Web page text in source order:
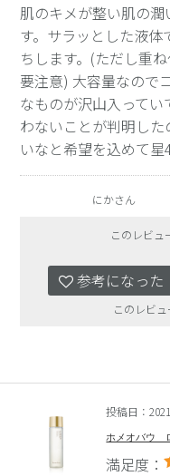
肌のキメが整い肌の
す。サラッとした液
ちします。(ただし重
要注意) 大容量なので
なものが沢山入って
わないことが判明し
いなと希望を込めて星
にかさん
このレビュ
参考になった
このレビ
投稿日：
ホメオバウ
満足度：